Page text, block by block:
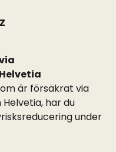
är försäkrat via
har du
under